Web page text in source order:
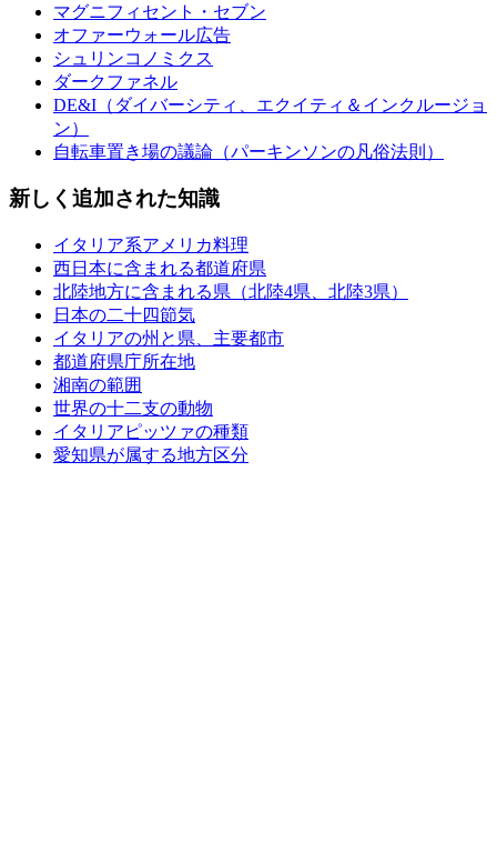
マグニフィセント・セブン
オファーウォール広告
シュリンコノミクス
ダークファネル
DE&I（ダイバーシティ、エクイティ＆インクルージョ
ン）
自転車置き場の議論（パーキンソンの凡俗法則）
新しく追加された知識
イタリア系アメリカ料理
西日本に含まれる都道府県
北陸地方に含まれる県（北陸4県、北陸3県）
日本の二十四節気
イタリアの州と県、主要都市
都道府県庁所在地
湘南の範囲
世界の十二支の動物
イタリアピッツァの種類
愛知県が属する地方区分